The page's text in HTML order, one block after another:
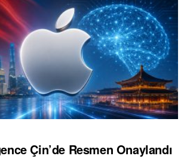
Çin’de Resmen Onaylandı